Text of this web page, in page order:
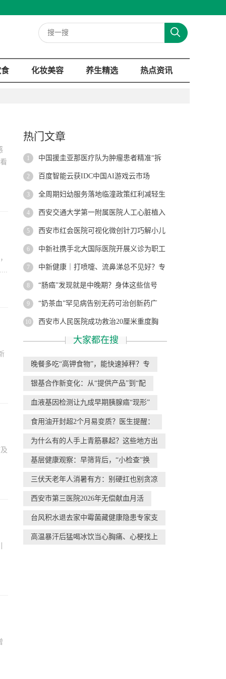
化妆美容 养生精选 热点资讯
热门文章
1 中国援圭亚那医疗队为肿瘤患者精准“拆
2 百度智能云获IDC中国AI游戏云市场
3 全周期妇幼服务落地临潼政策红利减轻生
4 西安交通大学第一附属医院人工心脏植入
5 西安市红会医院可视化微创针刀巧解小儿
6 中新社携手北大国际医院开展义诊为职工
7 中新健康｜打喷嚏、流鼻涕总不见好？专
8 “肠癌”发现就是中晚期？身体这些信号
9 “奶茶血”罕见病告别无药可治创新药广
10 西安市人民医院成功救治20厘米重度胸
大家都在搜
晚餐多吃“高钾食物”，能快速掉秤？专
银基合作新变化：从“提供产品”到“配
血液基因检测让九成早期胰腺癌“现形”
食用油开封超2个月易变质？医生提醒：
为什么有的人手上青筋暴起？这些地方出
基层健康观察：早筛背后，“小检查”换
三伏天老年人消暑有方：别硬扛也别贪凉
西安市第三医院2026年无偿献血月活
台风积水退去家中霉菌藏健康隐患专家支
高温暴汗后猛喝冰饮当心胸痛、心梗找上